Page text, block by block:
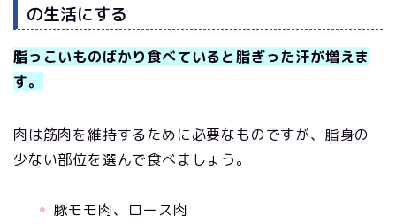
の生活にする
脂っこいものばかり食べていると脂ぎった汗が増えま
す。
肉は筋肉を維持するために必要なものですが、脂身の
少ない部位を選んで食べましょう。
豚モモ肉、ロース肉